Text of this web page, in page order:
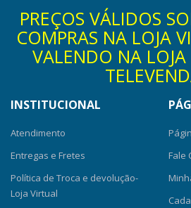
PREÇOS VÁLIDOS
COMPRAS NA LOJA
VALENDO NA
INSTITUCIONAL
Atendimento
Entregas e Fretes
Política de Troca e devolução-
Loja Virtual
Fale